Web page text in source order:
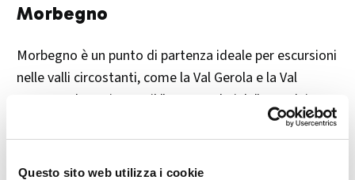
Questo sito web utilizza i cookie
Morbegno
Morbegno è un punto di partenza ideale per escursioni
nelle valli circostanti, come la Val Gerola e la Val
Tartano, dove si trova il "Ponte nel Cielo", uno dei
ponti tibetani più alti d'Europa. Gli amanti della natura
possono esplorare la Costiera dei Cech e la Colmen di
Dazio.​